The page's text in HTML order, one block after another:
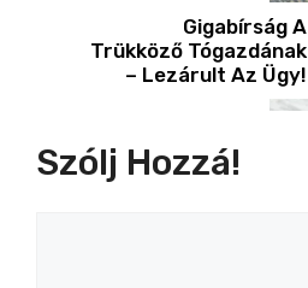
Gigabírság A
Trükköző Tógazdának
– Lezárult Az Ügy!
Szólj Hozzá!